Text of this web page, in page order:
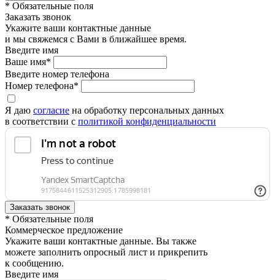
* Обязательные поля
Заказать звонок
Укажите ваши контактные данные
и мы свяжемся с Вами в ближайшее время.
Введите имя
Ваше имя*
Введите номер телефона
Номер телефона*
Я даю согласие на обработку персональных данных
в соответствии с политикой конфиденциальности
* Обязательные поля
Коммерческое предложение
Укажите ваши контактные данные. Вы также
можете заполнить опросный лист и прикрепить
к сообщению.
Введите имя